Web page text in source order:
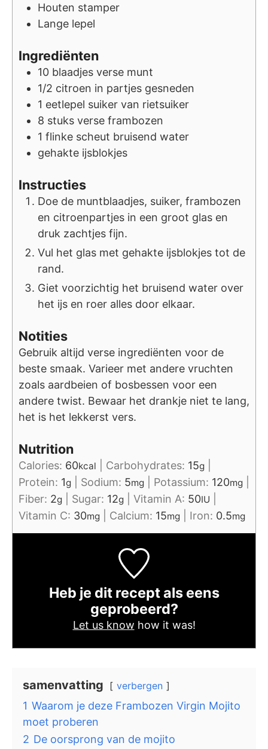
Houten stamper
Lange lepel
Ingrediënten
10 blaadjes verse munt
1/2 citroen in partjes gesneden
1 eetlepel suiker van rietsuiker
8 stuks verse frambozen
1 flinke scheut bruisend water
gehakte ijsblokjes
Instructies
Doe de muntblaadjes, suiker, frambozen
en citroenpartjes in een groot glas en
druk zachtjes fijn.
Vul het glas met gehakte ijsblokjes tot de
rand.
Giet voorzichtig het bruisend water over
het ijs en roer alles door elkaar.
Notities
Gebruik altijd verse ingrediënten voor de
beste smaak. Varieer met andere vruchten
zoals aardbeien of bosbessen voor een
andere twist. Bewaar het drankje niet te lang,
het is het lekkerst vers.
Nutrition
Calories: 60kcal Carbohydrates: 15g
Protein: 1g Sodium: 5mg Potassium: 120mg
Fiber: 2g Sugar: 12g Vitamin A: 50IU
Vitamin C: 30mg Calcium: 15mg Iron: 0.5mg
Heb je dit recept als eens
geprobeerd?
Let us know how it was!
samenvatting verbergen
1 Waarom je deze Frambozen Virgin Mojito
moet proberen
2 De oorsprong van de mojito